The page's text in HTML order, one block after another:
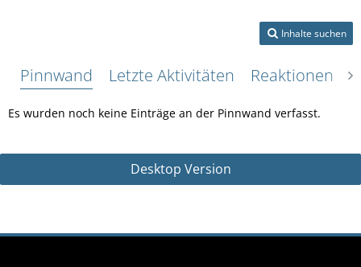
Inhalte suchen
Pinnwand Letzte Aktivitäten Reaktionen
Es wurden noch keine Einträge an der Pinnwand verfasst.
Desktop Version